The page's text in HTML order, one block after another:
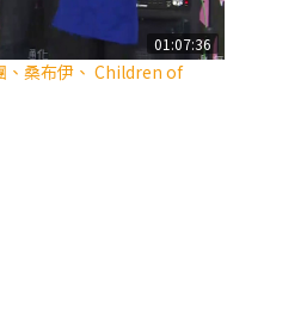
(9完結)黃敏正
主教帶你做【將
臨期避靜】—匝
01:07:36
、桑布伊、 Children of